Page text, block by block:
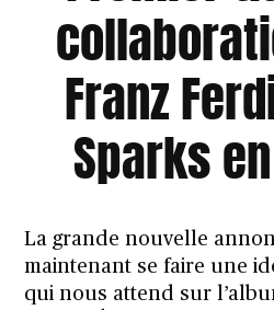
Franz
Sparks
La grande nouvelle
maintenant se faire une
qui nous attend sur